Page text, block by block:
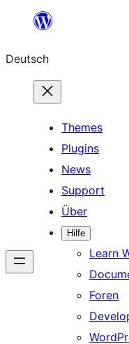
springen
Deutsch
Themes
Plugins
News
Support
Über
Hilfe
Learn
Foren